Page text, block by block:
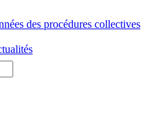
des procédures collectives